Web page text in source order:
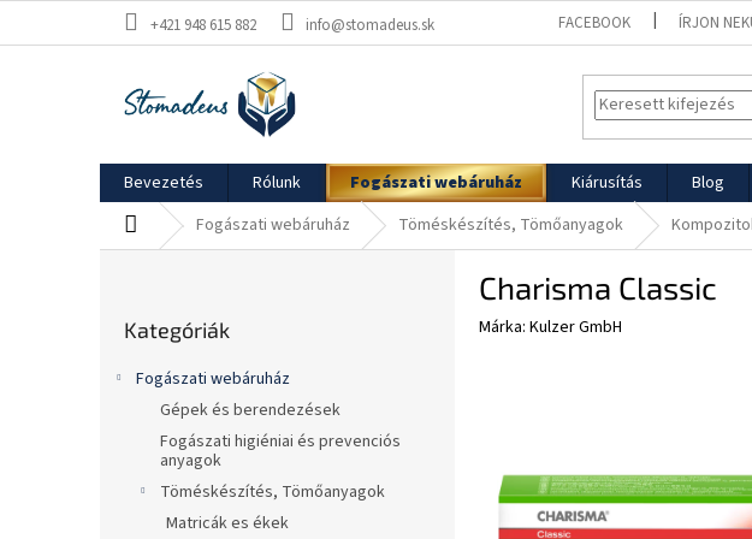
+421 948 615 882 info@stomadeus.sk FACEBOOK ÍRJON
Bevezetés Rólunk Fogászati webáruház Kiárusítás Blog
KezdőlapFogászati webáruház Töméskészítés, Tömőanyagok
átugrása
Kategóriák
Fogászati webáruház
Gépek és berendezések
Fogászati higiéniai és prevenciós
anyagok
Töméskészítés, Tömőanyagok
Matricák es ékek
Charisma Classic
Márka: Kulzer GmbH